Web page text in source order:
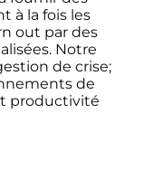
à la fois les
out par des
Notre
de crise;
de
productivité